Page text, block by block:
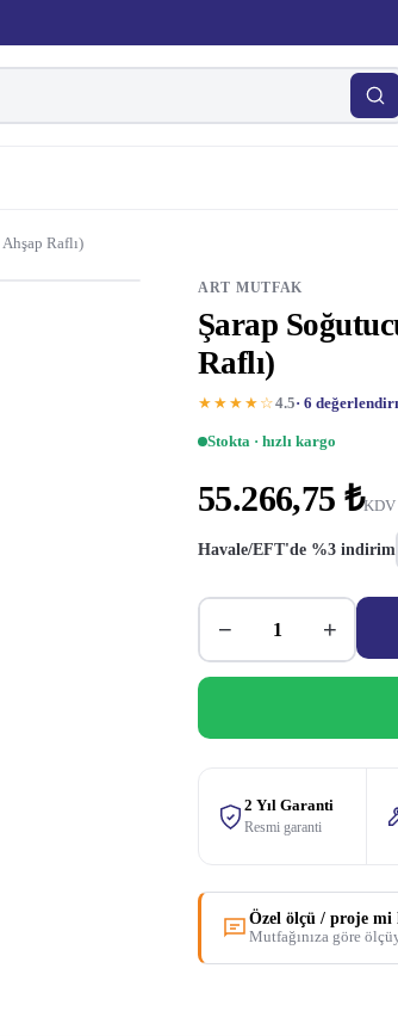
Raflı)
ART MUTFAK
Şarap
Raflı)
★★★★☆4.5· 6
Stokta · hızlı kargo
55.266,75 ₺
Havale/EFT'de %3 indirim
− +
2 Yıl Garanti
Resmi garanti
Özel ölçü / proje mi
Mutfağınıza göre